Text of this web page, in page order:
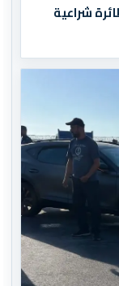
شراعية